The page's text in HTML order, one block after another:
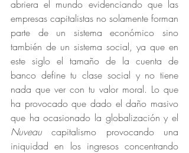
abriera el mundo evidenciando que las
empresas capitalistas no solamente forman
parte de un sistema económico sino
también de un sistema social, ya que en
este siglo el tamaño de la cuenta de
banco define tu clase social y no tiene
nada que ver con tu valor moral. Lo que
ha provocado que dado el daño masivo
Nuveau capitalismo provocando una
iniquidad en los ingresos concentrando